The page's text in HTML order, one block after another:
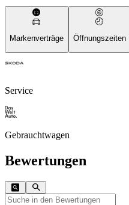
Markenverträge Öffnungszeiten
Service
Gebrauchtwagen
Bewertungen